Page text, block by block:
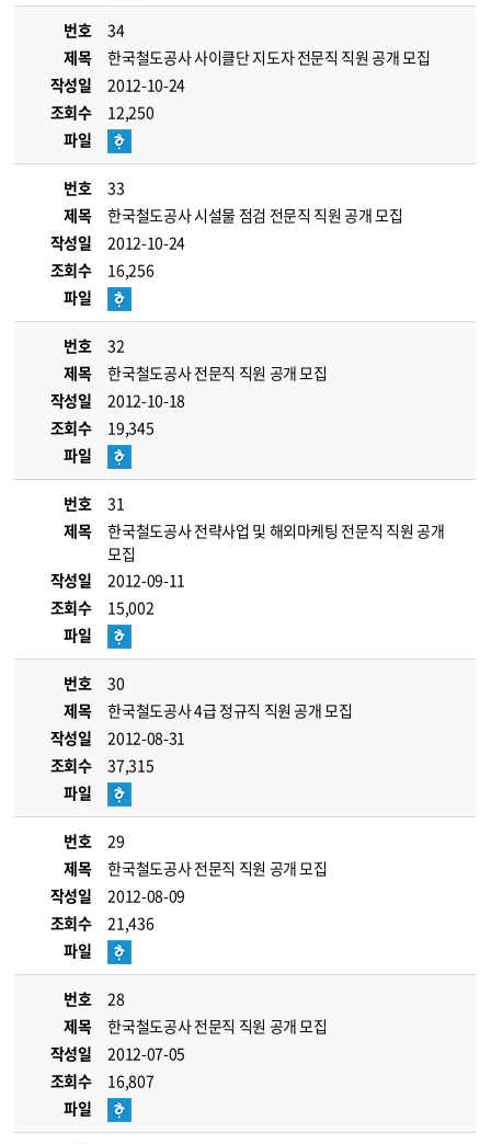
번호
34
제목
한국철도공사 사이클단 지도자 전문직 직원 공개 모집
작성일
2012-10-24
조회수
12,250
파일
번호
33
제목
한국철도공사 시설물 점검 전문직 직원 공개 모집
작성일
2012-10-24
조회수
16,256
파일
번호
32
제목
한국철도공사 전문직 직원 공개 모집
작성일
2012-10-18
조회수
19,345
파일
번호
31
제목
한국철도공사 전략사업 및 해외마케팅 전문직 직원 공개
모집
작성일
2012-09-11
조회수
15,002
파일
번호
30
제목
한국철도공사 4급 정규직 직원 공개 모집
작성일
2012-08-31
조회수
37,315
파일
번호
29
제목
한국철도공사 전문직 직원 공개 모집
작성일
2012-08-09
조회수
21,436
파일
번호
28
제목
한국철도공사 전문직 직원 공개 모집
작성일
2012-07-05
조회수
16,807
파일